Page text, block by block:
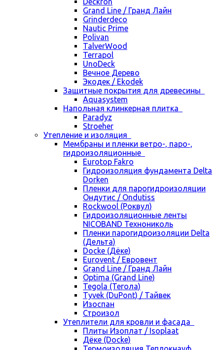
Grand Line / Гранд Лайн
Grinderdeco
Nautic Prime
Polivan
TalverWood
Terrapol
UnoDeck
Вечное Дерево
Экодек / Ekodek
Защитные покрытия для древесины
Aquasystem
Напольная клинкерная плитка
Paradyz
Stroeher
Утепление и изоляция
Мембраны и пленки ветро-, паро-,
гидроизоляционные
Eurotop Fakro
Гидроизоляция фундамента Delta
Dorken
Пленки для парогидроизоляции
Ондутис / Ondutiss
Rockwool (Роквул)
Гидроизоляционные ленты
NICOBAND Технониколь
Пленки парогидроизоляции Delta
(Дельта)
Docke (Дёке)
Eurovent / Евровент
Grand Line / Гранд Лайн
Optima (Grand Line)
Tegola (Тегола)
Tyvek (DuPont) / Тайвек
Изоспан
Строизол
Утеплители для кровли и фасада
Плиты Изоплат / Isoplaat
Дёке (Docke)